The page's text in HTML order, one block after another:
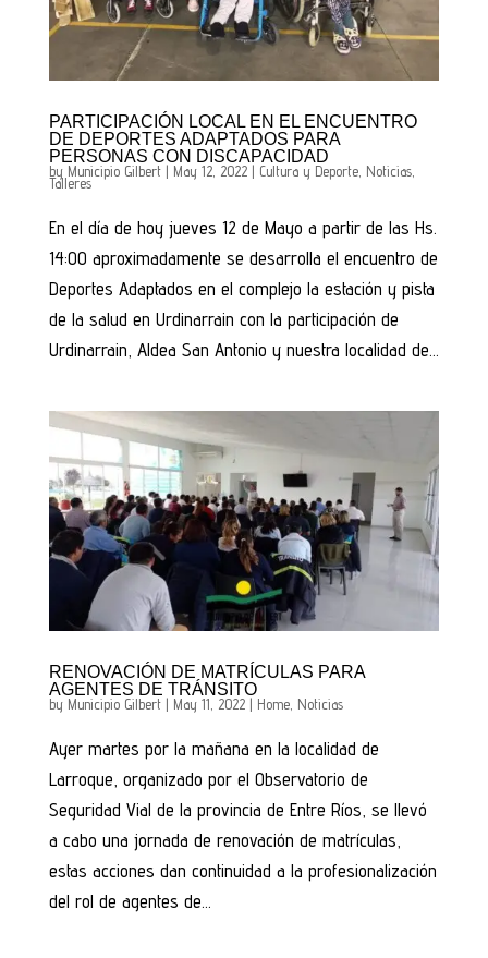
PARTICIPACIÓN LOCAL EN EL ENCUENTRO
DE DEPORTES ADAPTADOS PARA
PERSONAS CON DISCAPACIDAD
by Municipio Gilbert| May 12, 2022| Cultura y Deporte, Noticias,
Talleres
En el día de hoy jueves 12 de Mayo a partir de las Hs.
14:00 aproximadamente se desarrolla el encuentro de
Deportes Adaptados en el complejo la estación y pista
de la salud en Urdinarrain con la participación de
Urdinarrain, Aldea San Antonio y nuestra localidad de...
RENOVACIÓN DE MATRÍCULAS PARA
AGENTES DE TRÁNSITO
by Municipio Gilbert| May 11, 2022| Home, Noticias
Ayer martes por la mañana en la localidad de
Larroque, organizado por el Observatorio de
Seguridad Vial de la provincia de Entre Ríos, se llevó
a cabo una jornada de renovación de matrículas,
estas acciones dan continuidad a la profesionalización
del rol de agentes de...